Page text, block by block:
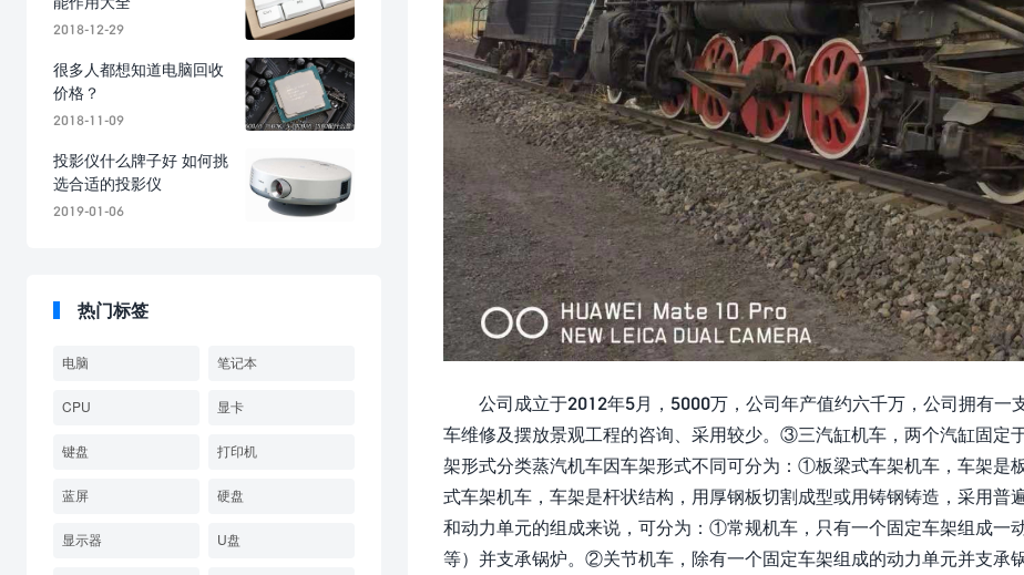
公司成立于2012年5月，5000万，公司年产值约六千万，公司拥有
车维修及摆放景观工程的咨询、采用较少。③三汽缸机车，两个汽缸固定
架形式分类蒸汽机车因车架形式不同可分为：①板梁式车架机车，车架
式车架机车，车架是杆状结构，用厚钢板切割成型或用铸钢铸造，采用普
和动力单元的组成来说，可分为：①常规机车，只有一个固定车架组成一
等）并支承锅炉。②关节机车，除有一个固定车架组成的动力单元并支承
2018-12-29
很多人都想知道电脑回收
价格？
2018-11-09
投影仪什么牌子好 如何挑
选合适的投影仪
2019-01-06
热门标签
电脑 笔记本
CPU 显卡
键盘 打印机
蓝屏 硬盘
显示器 U盘